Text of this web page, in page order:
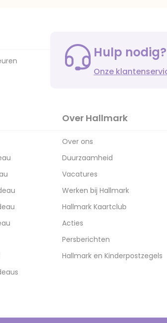
Hulp nodig?
Onze
Over Hallmark
Over ons
Duurzaamheid
Vacatures
Werken bij Hallmark
Hallmark Kaartclub
Acties
Persberichten
Hallmark en Kinderpostzegels